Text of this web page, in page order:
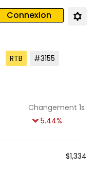
Connexion
RTB #3155
Changement 1s
5.44%
$1,334